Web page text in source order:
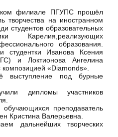
филиале ПГУПС прошёл
творчества на иностранном
студентов образовательных
Карелия,реализующих
образования.
студентки Иванова Ксения
и Локтионова Ангелина
композицией «Diamonds».
выступление под бурные
дипломы участников
преподаватель
Кристина Валерьевна.
дальнейших творческих